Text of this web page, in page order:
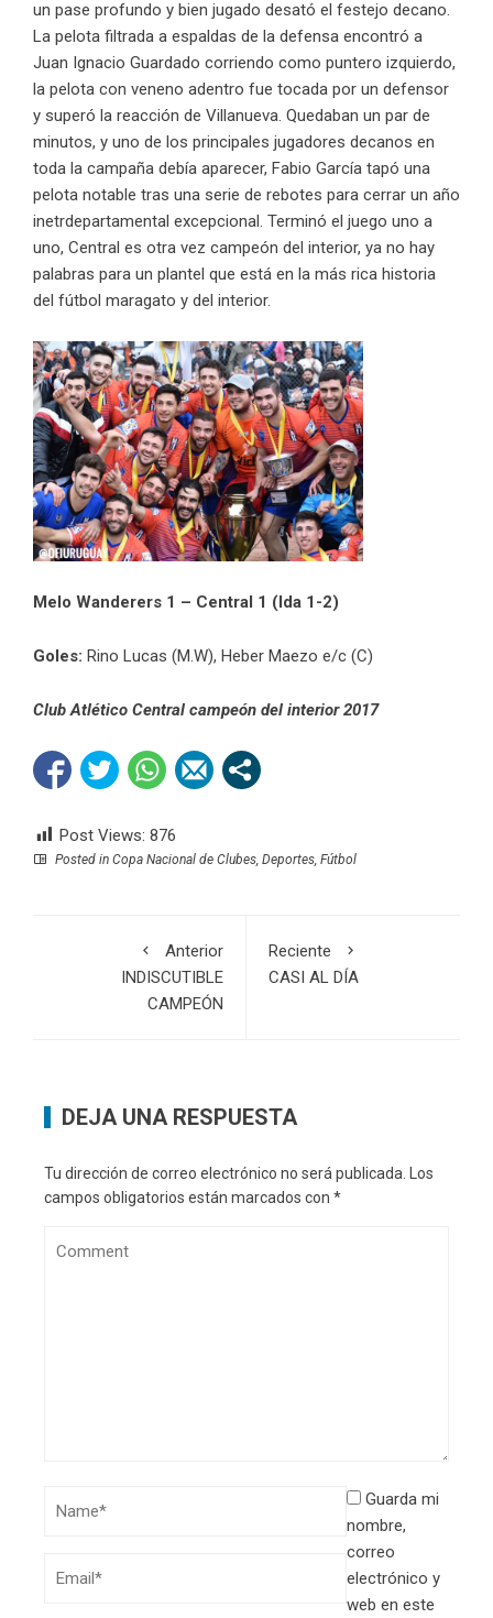
un pase profundo y bien jugado desató el festejo decano.
La pelota filtrada a espaldas de la defensa encontró a
Juan Ignacio Guardado corriendo como puntero izquierdo,
la pelota con veneno adentro fue tocada por un defensor
y superó la reacción de Villanueva. Quedaban un par de
minutos, y uno de los principales jugadores decanos en
toda la campaña debía aparecer, Fabio García tapó una
pelota notable tras una serie de rebotes para cerrar un año
inetrdepartamental excepcional. Terminó el juego uno a
uno, Central es otra vez campeón del interior, ya no hay
palabras para un plantel que está en la más rica historia
del fútbol maragato y del interior.
Melo Wanderers 1 – Central 1 (Ida 1-2)
Goles: Rino Lucas (M.W), Heber Maezo e/c (C)
Club Atlético Central campeón del interior 2017
Post Views: 876
Posted in Copa Nacional de Clubes, Deportes, Fútbol
Anterior
INDISCUTIBLE
CAMPEÓN
Reciente
CASI AL DÍA
DEJA UNA RESPUESTA
Tu dirección de correo electrónico no será publicada. Los
campos obligatorios están marcados con *
Guarda mi
nombre,
correo
electrónico y
web en este